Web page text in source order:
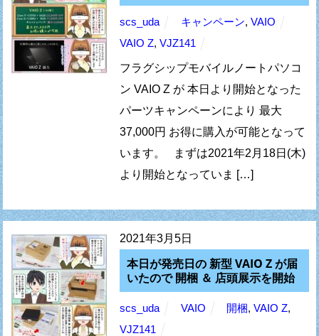
scs_uda キャンペーン, VAIO
VAIO Z,VJZ141
フラグシップモバイルノートパソコ
ン VAIO Z が 本日より開始となった
パーツキャンペーンにより 最大
37,000円 お得に購入が可能となって
います。 まずは2021年2月18日(木)
より開始となっていま […]
2021年3月5日
本日が発売日の 新型 VAIO Z が届
いたので 開梱 ＆ 店頭展示を開始
scs_uda VAIO 開梱,VAIO Z,
VJZ141